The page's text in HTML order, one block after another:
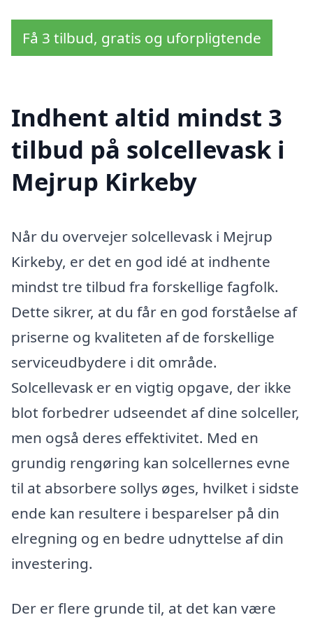
Få 3 tilbud, gratis og uforpligtende
Indhent altid mindst 3
tilbud på solcellevask i
Mejrup Kirkeby
Når du overvejer solcellevask i Mejrup
Kirkeby, er det en god idé at indhente
mindst tre tilbud fra forskellige fagfolk.
Dette sikrer, at du får en god forståelse af
priserne og kvaliteten af de forskellige
serviceudbydere i dit område.
Solcellevask er en vigtig opgave, der ikke
blot forbedrer udseendet af dine solceller,
men også deres effektivitet. Med en
grundig rengøring kan solcellernes evne
til at absorbere sollys øges, hvilket i sidste
ende kan resultere i besparelser på din
elregning og en bedre udnyttelse af din
investering.
Der er flere grunde til, at det kan være